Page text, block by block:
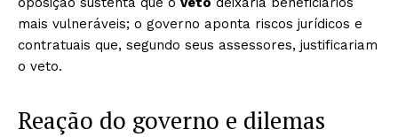
mais vulneráveis; o governo aponta riscos jurídicos e
contratuais que, segundo seus assessores, justificariam
o veto.
Reação do governo e dilemas